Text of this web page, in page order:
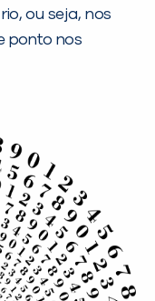
ou seja, nos
ponto nos